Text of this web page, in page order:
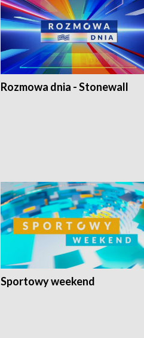
Rozmowa dnia - Stonewall
Sportowy weekend